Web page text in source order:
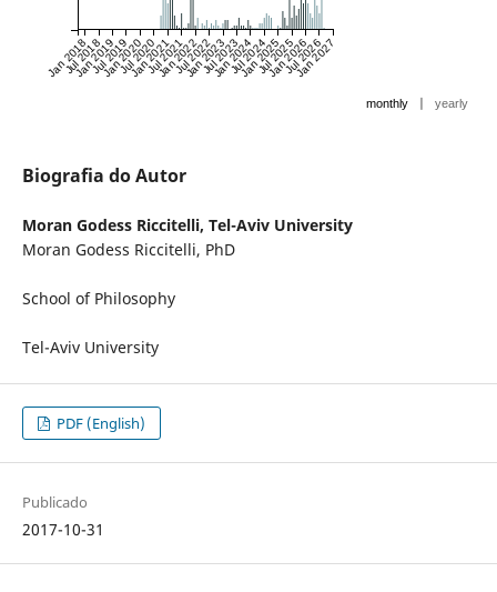
Jan 2018
Jul 2018
Jan 2019
Jul 2019
Jan 2020
Jul 2020
Jan 2021
Jul 2021
Jan 2022
Jul 2022
Jan 2023
Jul 2023
Jan 2024
Jul 2024
Jan 2025
Jul 2025
Jan 2026
Jul 2026
Jan 2027
monthly | yearly
Biografia do Autor
Moran Godess Riccitelli, Tel-Aviv University
Moran Godess Riccitelli, PhD
School of Philosophy
Tel-Aviv University
PDF (English)
Publicado
2017-10-31